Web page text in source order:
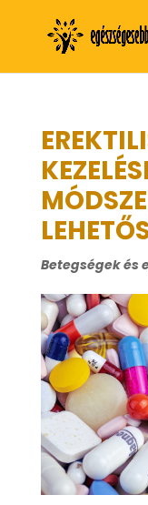
Betegségek és